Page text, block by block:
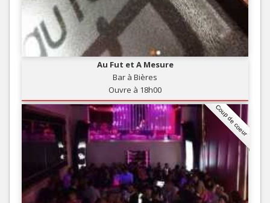
Au Fut et A Mesure
Bar à Bières
Ouvre à 18h00
Coup de coeur